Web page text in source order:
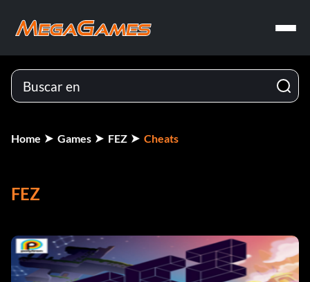
Home Games FEZ Cheats
FEZ